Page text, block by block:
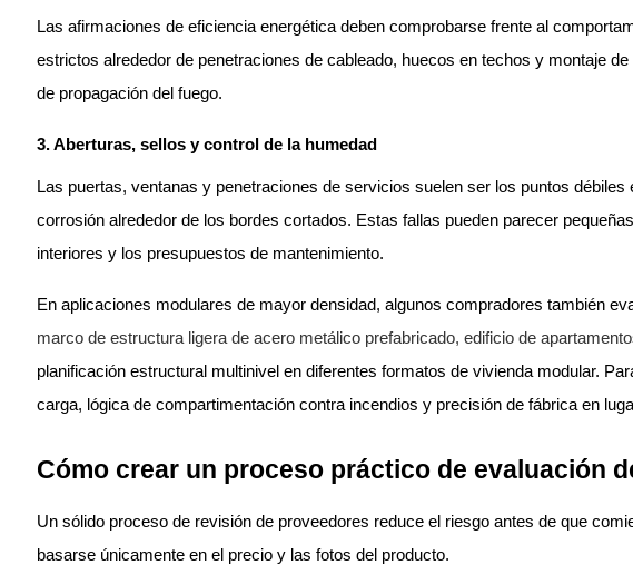
Las afirmaciones de eficiencia energética deben comprobarse frente al
estrictos alrededor de penetraciones de cableado, huecos en techos y montaje
de propagación del fuego.
3. Aberturas, sellos y control de la humedad
Las puertas, ventanas y penetraciones de servicios suelen ser los puntos
corrosión alrededor de los bordes cortados. Estas fallas pueden parecer
interiores y los presupuestos de mantenimiento.
En aplicaciones modulares de mayor densidad, algunos compradores también
marco de estructura ligera de acero metálico prefabricado, edificio de
planificación estructural multinivel en diferentes formatos de vivienda modular.
carga, lógica de compartimentación contra incendios y precisión de fábrica en
Cómo crear un proceso práctico de evaluación
Un sólido proceso de revisión de proveedores reduce el riesgo antes de que
basarse únicamente en el precio y las fotos del producto.